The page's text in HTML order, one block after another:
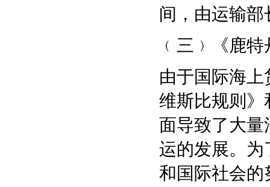
间，由运输
﹙三﹚《鹿
由于国际海
维斯比规则》
面导致了大量
运的发展。为
和国际社会的